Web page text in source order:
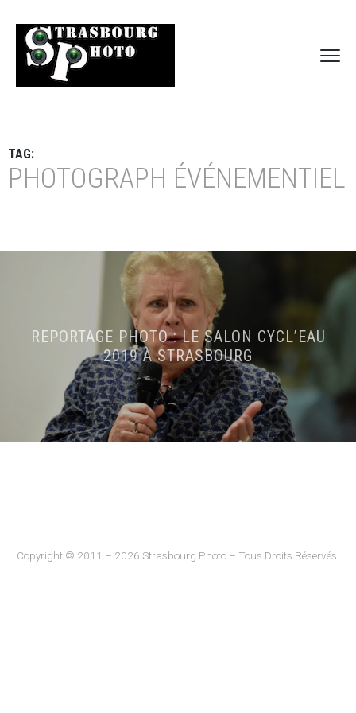
TAG:
PHOTOGRAPH ÉVÉNEMENTIEL
REPORTAGE PHOTO : LE SALON CYCL’EAU
2019 À STRASBOURG
Copyright © 2011 – 2026 Strasbourg Photo – Tous Droits Réservés.